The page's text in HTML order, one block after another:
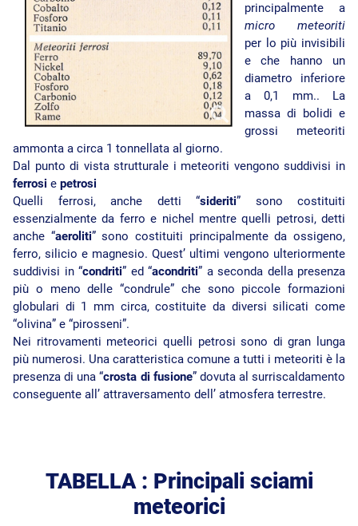
principalmente a
micro meteoriti
per lo più invisibili
e che hanno un
diametro inferiore
a 0,1 mm.. La
massa di bolidi e
grossi meteoriti
ammonta a circa 1 tonnellata al giorno.
Dal punto di vista strutturale i meteoriti vengono suddivisi in
ferrosi e petrosi
Quelli ferrosi, anche detti “sideriti” sono costituiti
essenzialmente da ferro e nichel mentre quelli petrosi, detti
anche “aeroliti” sono costituiti principalmente da ossigeno,
ferro, silicio e magnesio. Quest’ ultimi vengono ulteriormente
suddivisi in “condriti” ed “acondriti” a seconda della presenza
più o meno delle “condrule” che sono piccole formazioni
globulari di 1 mm circa, costituite da diversi silicati come
“olivina” e “pirosseni”.
Nei ritrovamenti meteorici quelli petrosi sono di gran lunga
più numerosi. Una caratteristica comune a tutti i meteoriti è la
presenza di una “crosta di fusione” dovuta al surriscaldamento
conseguente all’ attraversamento dell’ atmosfera terrestre.
TABELLA : Principali sciami
meteorici